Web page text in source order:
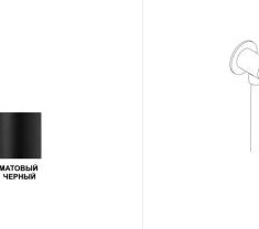
Душ,
AquaElite